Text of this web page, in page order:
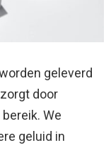
geleverd
door
We
geluid in